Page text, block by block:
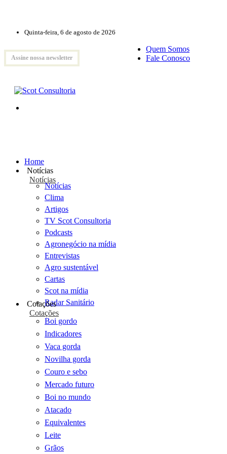
Quinta-feira, 6 de agosto de 2026
Assine nossa newsletter
Quem Somos
Fale Conosco
Home
Notícias
Notícias
Notícias
Clima
Artigos
TV Scot Consultoria
Podcasts
Agronegócio na mídia
Entrevistas
Agro sustentável
Cartas
Scot na mídia
Radar Sanitário
Cotações
Cotações
Boi gordo
Indicadores
Vaca gorda
Novilha gorda
Couro e sebo
Mercado futuro
Boi no mundo
Atacado
Equivalentes
Leite
Grãos